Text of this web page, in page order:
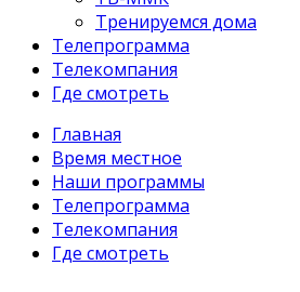
Тренируемся дома
Телепрограмма
Телекомпания
Где смотреть
Главная
Время местное
Наши программы
Телепрограмма
Телекомпания
Где смотреть